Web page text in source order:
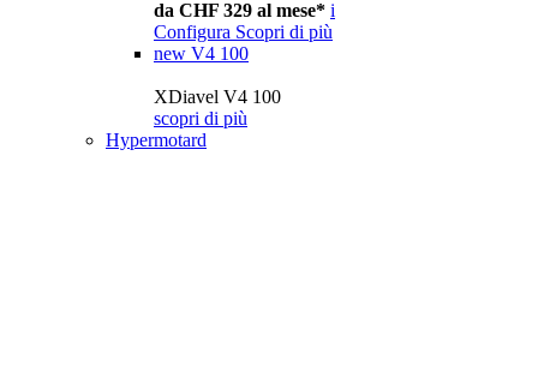
da CHF 329 al mese* i
Configura Scopri di più
new V4 100
XDiavel V4 100
scopri di più
Hypermotard